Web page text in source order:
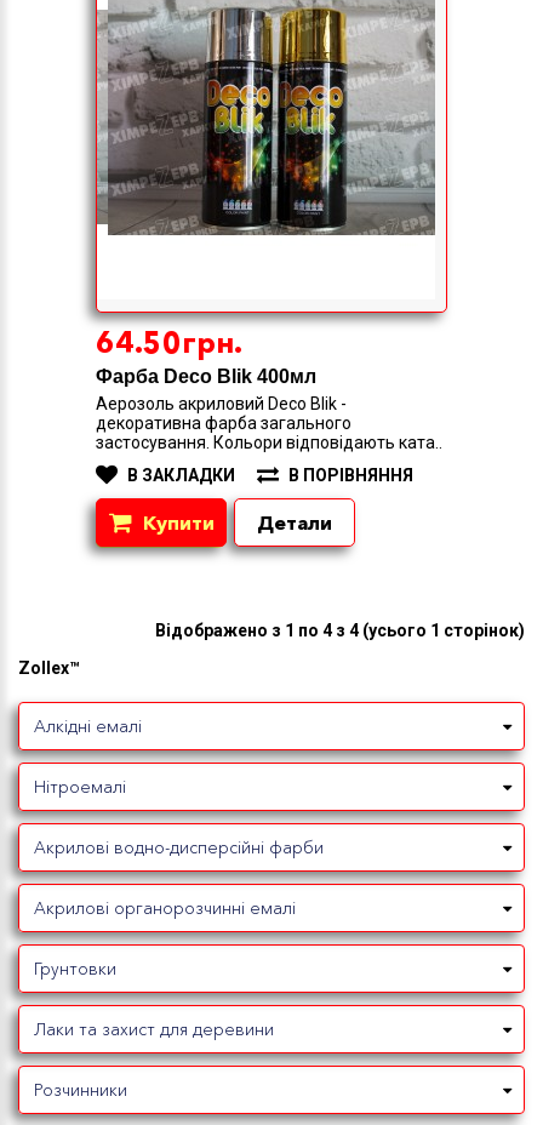
64.50грн.
Фарба Deco Blik 400мл
Аерозоль акриловий Deco Blik -
декоративна фарба загального
застосування. Кольори відповідають ката..
В ЗАКЛАДКИ
В ПОРІВНЯННЯ
Купити Детали
Відображено з 1 по 4 з 4 (усього 1 сторінок)
Zollex™
Алкідні емалі
Нітроемалі
Акрилові водно-дисперсійні фарби
Акрилові органорозчинні емалі
Грунтовки
Лаки та захист для деревини
Розчинники